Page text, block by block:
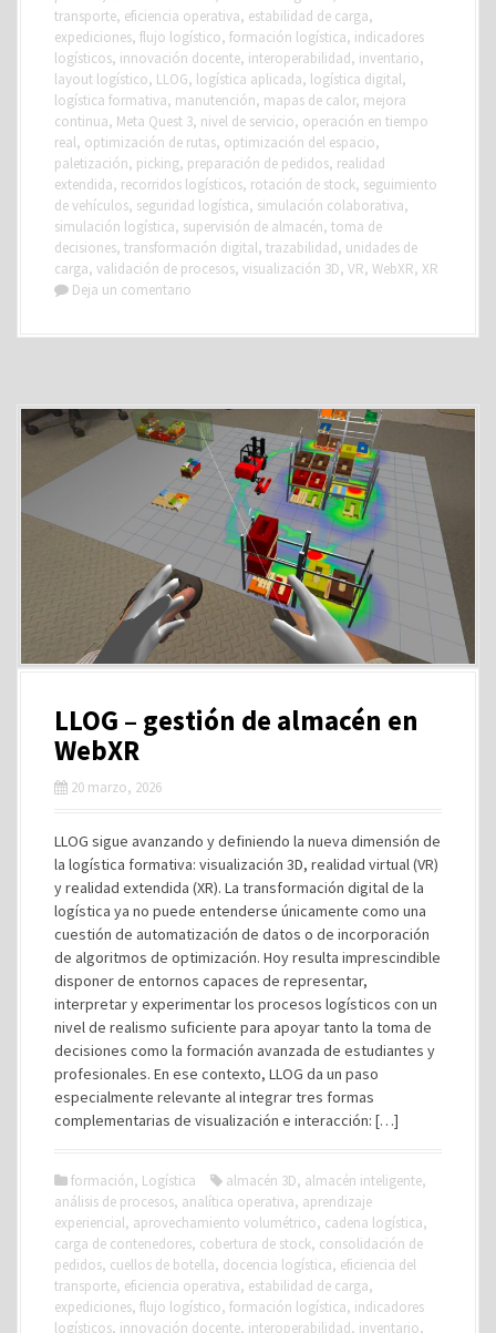
transporte, eficiencia operativa, estabilidad de carga,
expediciones, flujo logístico, formación logística, indicadores
logísticos, innovación docente, interoperabilidad, inventario,
layout logístico, LLOG, logística aplicada, logística digital,
logística formativa, manutención, mapas de calor, mejora
continua, Meta Quest 3, nivel de servicio, operación en tiempo
real, optimización de rutas, optimización del espacio,
paletización, picking, preparación de pedidos, realidad
extendida, recorridos logísticos, rotación de stock, seguimiento
de vehículos, seguridad logística, simulación colaborativa,
simulación logística, supervisión de almacén, toma de
decisiones, transformación digital, trazabilidad, unidades de
carga, validación de procesos, visualización 3D, VR, WebXR, XR
Deja un comentario
LLOG – gestión de almacén en
WebXR
20 marzo, 2026
LLOG sigue avanzando y definiendo la nueva dimensión de
la logística formativa: visualización 3D, realidad virtual (VR)
y realidad extendida (XR). La transformación digital de la
logística ya no puede entenderse únicamente como una
cuestión de automatización de datos o de incorporación
de algoritmos de optimización. Hoy resulta imprescindible
disponer de entornos capaces de representar,
interpretar y experimentar los procesos logísticos con un
nivel de realismo suficiente para apoyar tanto la toma de
decisiones como la formación avanzada de estudiantes y
profesionales. En ese contexto, LLOG da un paso
especialmente relevante al integrar tres formas
complementarias de visualización e interacción: […]
formación, Logística almacén 3D, almacén inteligente,
análisis de procesos, analítica operativa, aprendizaje
experiencial, aprovechamiento volumétrico, cadena logística,
carga de contenedores, cobertura de stock, consolidación de
pedidos, cuellos de botella, docencia logística, eficiencia del
transporte, eficiencia operativa, estabilidad de carga,
expediciones, flujo logístico, formación logística, indicadores
logísticos, innovación docente, interoperabilidad, inventario,